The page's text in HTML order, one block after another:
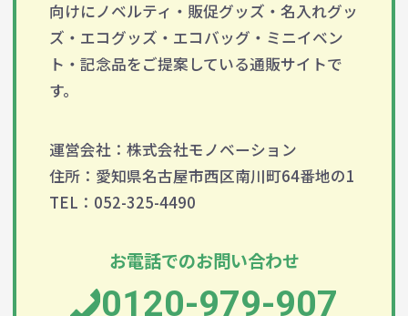
向けにノベルティ・販促グッズ・名入れグッ
ズ・エコグッズ・エコバッグ・ミニイベン
ト・記念品をご提案している通販サイトで
す。
運営会社：株式会社モノベーション
住所：愛知県名古屋市西区南川町64番地の1
TEL：052-325-4490
お電話でのお問い合わせ
0120-979-907